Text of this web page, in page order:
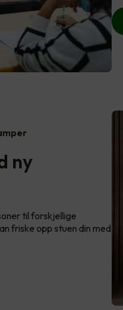
ny
til forskjellige
friske opp stuen din med